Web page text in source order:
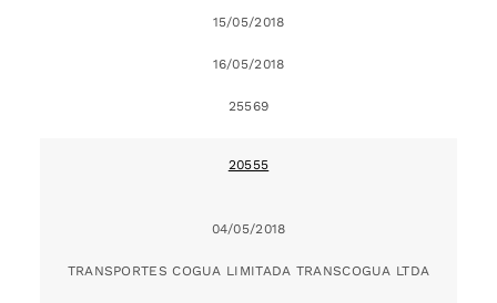
15/05/2018
16/05/2018
25569
20555
04/05/2018
TRANSPORTES COGUA LIMITADA TRANSCOGUA LTDA